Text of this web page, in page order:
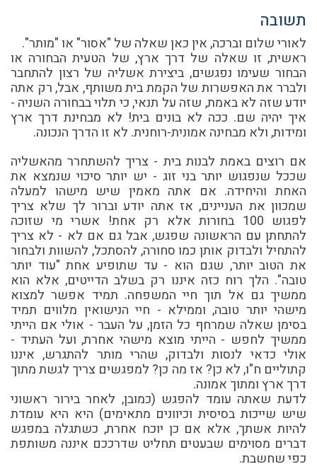
תשובה
לאורי שלום וברכה, אין כאן שאלה של "אסור" או "מותר".
ראשית, זו שאלה של דרך ארץ, של הטעית הבחורה או
הבחור שעימו נפגשים, ביצירת אשליה של רצון להתחבר
ולברר את האפשרות של הקמת בית משותף, אבל, רק אתה
יודע שזה לא באמת, שזה על תנאי, כי תלוי בבחורה השניה -
איך יהיה שם. ככה לא בונים בית! לא מבחינת דרך ארץ
ומידות, ולא מבחינה אמונית-רוחנית. לא זו הדרך הנכונה.
אם רוצים באמת לבנות בית - צריך להשתחרר מהאשליה
שככל שנפגוש יותר בני זוג - יש יותר סיכוי שנמצא את
האחת והיחידה. אם אתה מאמין שיש מישהו למעלה
שמכוון את העניינים, אז אתה יודע וברור לך שלא צריך
לפגוש 100 בחורות אלא רק אחת! אשרי מי שזוכה
להתחתן עם הראשונה שפגש, אבל גם אם לא - לא צריך
להתחיל ולבדוק אותן כמו סחורה, להסתכל, להשוות ולבחור
את הטוב יותר, שגם הוא - עד שתופיע אחת "עוד יותר
טובה". הלך רוח כזה איננו רק בשלב הדייטים, אלא הוא
ממשיך גם אל תוך חיי המשפחה. תמיד אפשר למצוא
מישהי יותר טובה, וממילא - חיי הנישואין מלווים תמיד
בסימן שאלה שמרחף כל הזמן, על העבר - אולי אם הייתי
ממשיך לחפש - הייתי מוצא מישהי אחרת, ועל העתיד -
אולי כדאי לנסות ולבדוק, שהרי מותר להתגרש, איננו
קתוליים ח"ו, לא כן? אז מה כן? למפגשים צריך לגשת מתוך
דרך ארץ ומתוך אמונה.
לדעת שאתה עומד להפגש (כמובן, לאחר בירור ראשוני
שיש שייכות בסיסית וכיוונים מתאימים) היא היא עומדת
להיות אשתך, אלא אם כן יוכח אחרת, כשתגלה במפגש
דברים מסוימים שבעטים תחליט שדרככם איננה משותפת
כפי שחשבת.